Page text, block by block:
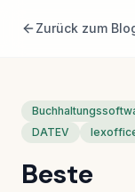
Zurück zum
DATEV
Beste